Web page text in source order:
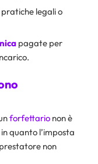
legali o
pagate per
forfettarionon è
quanto l’imposta
non